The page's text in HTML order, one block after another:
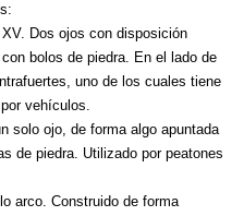
Dos ojos con disposición
bolos de piedra. En el lado de
uno de los cuales tiene
vehículos.
solo ojo, de forma algo apuntada
de piedra. Utilizado por peatones
arco. Construido de forma